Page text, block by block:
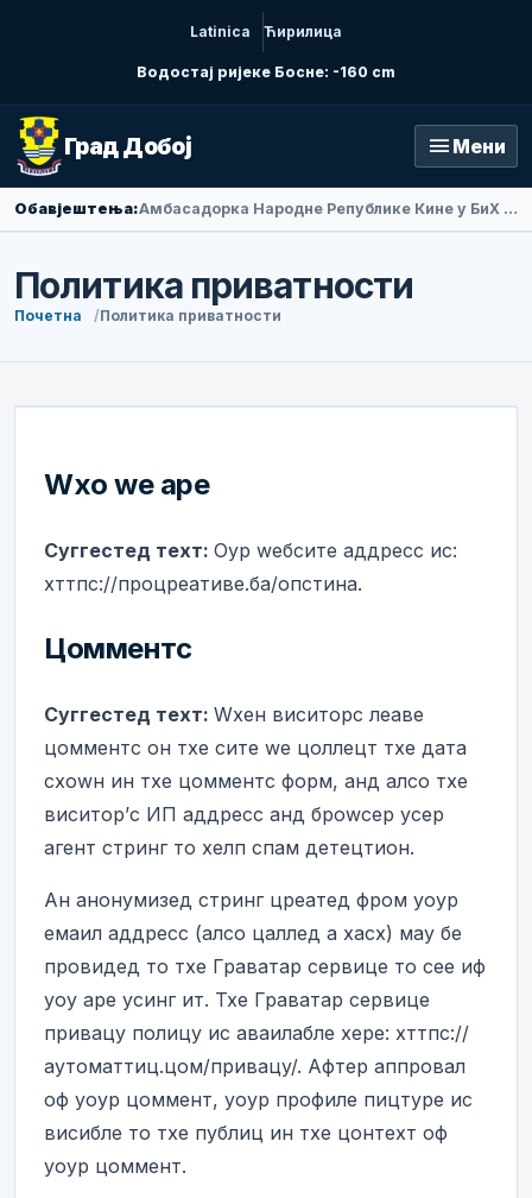
Latinica Ћирилица
Водостај ријеке Босне: -160 cm
Град Добој menu Мени
Обавјештења: Амбасадорка Народне Републике Кине у БиХ Ли Фан посјетила Добој
Политика приватности
Почетна Политика приватности
Wхо wе аре
Суггестед теxт: Оур wебсите аддресс ис:
хттпс://процреативе.ба/опстина.
Цомментс
Суггестед теxт: Wхен виситорс леаве
цомментс он тхе сите wе цоллецт тхе дата
схоwн ин тхе цомментс форм, анд алсо тхе
виситор’с ИП аддресс анд броwсер усер
агент стринг то хелп спам детецтион.
Ан анонyмизед стринг цреатед фром yоур
емаил аддресс (алсо цаллед а хасх) маy бе
провидед то тхе Граватар сервице то сее иф
yоу аре усинг ит. Тхе Граватар сервице
привацy полицy ис аваилабле хере: хттпс://
аутоматтиц.цом/привацy/. Афтер аппровал
оф yоур цоммент, yоур профиле пицтуре ис
висибле то тхе публиц ин тхе цонтеxт оф
yоур цоммент.